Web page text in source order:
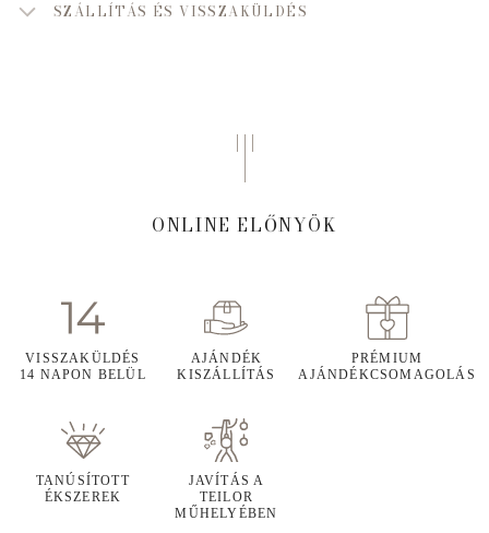
SZÁLLÍTÁS ÉS VISSZAKÜLDÉS
ONLINE ELŐNYÖK
VISSZAKÜLDÉS
14 NAPON BELÜL
AJÁNDÉK
KISZÁLLÍTÁS
PRÉMIUM
AJÁNDÉKCSOMAGOLÁS
TANÚSÍTOTT
ÉKSZEREK
JAVÍTÁS A
TEILOR
MŰHELYÉBEN